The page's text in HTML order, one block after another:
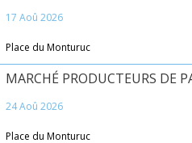
17 Aoû 2026
Place du Monturuc
MARCHÉ PRODUCTEURS DE
24 Aoû 2026
Place du Monturuc